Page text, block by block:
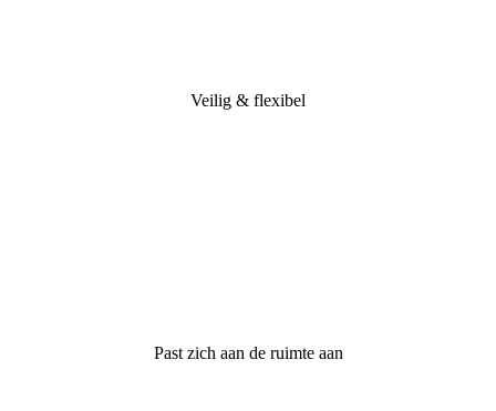
Veilig & flexibel
Past zich aan de ruimte aan